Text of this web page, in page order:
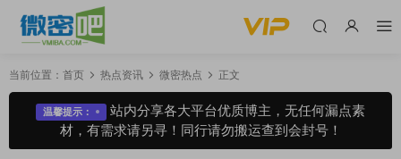
当前位置： 首页 热点资讯 微密热点 正文
温馨提示：
站内分享各大平台优质博主，无任何漏点素
材，有需求请另寻！同行请勿搬运查到会封号！